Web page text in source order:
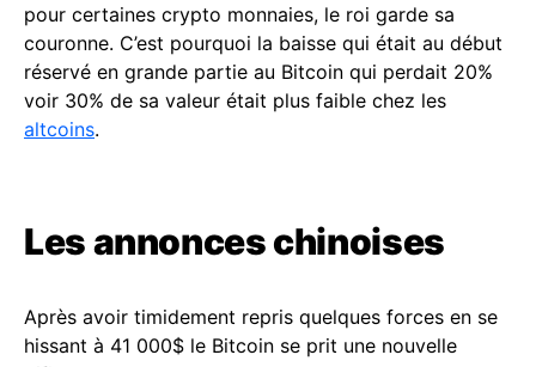
pour certaines crypto monnaies, le roi garde sa
couronne. C’est pourquoi la baisse qui était au début
réservé en grande partie au Bitcoin qui perdait 20%
voir 30% de sa valeur était plus faible chez les
altcoins.
Les annonces chinoises
Après avoir timidement repris quelques forces en se
hissant à 41 000$ le Bitcoin se prit une nouvelle